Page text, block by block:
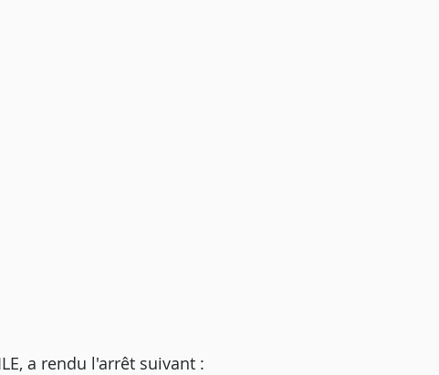
a rendu l'arrêt suivant :